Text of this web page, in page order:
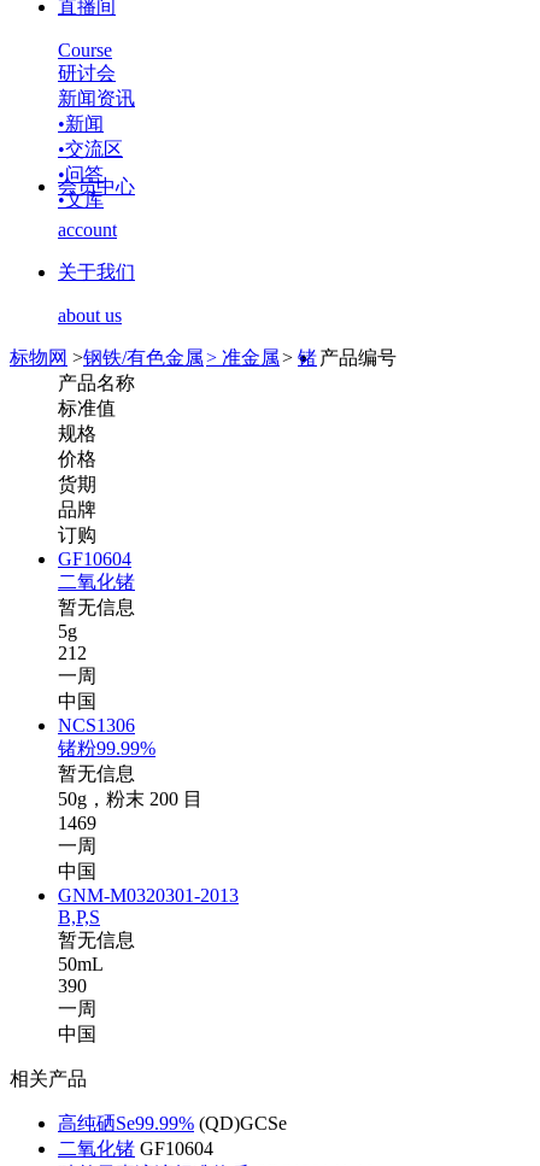
直播间
Course
研讨会
新闻资讯
•新闻
•交流区
•问答
•文库
会员中心
account
关于我们
about us
标物网 >钢铁/有色金属> 准金属> 锗产品编号
产品名称
标准值
规格
价格
货期
品牌
订购
GF10604
二氧化锗
暂无信息
5g
212
一周
中国
NCS1306
锗粉99.99%
暂无信息
50g，粉末 200 目
1469
一周
中国
GNM-M0320301-2013
B,P,S
暂无信息
50mL
390
一周
中国
相关产品
高纯硒Se99.99% (QD)GCSe
二氧化锗 GF10604